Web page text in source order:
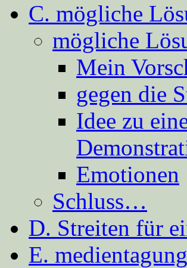
C. mögliche
mögliche
Mein
gegen die
Idee zu
Emotionen
Schluss…
D. Streiten für
E.